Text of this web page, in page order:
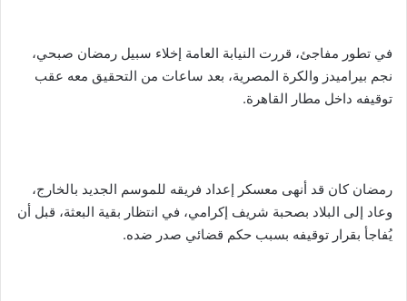
في تطور مفاجئ، قررت النيابة العامة إخلاء سبيل رمضان صبحي،
نجم بيراميدز والكرة المصرية، بعد ساعات من التحقيق معه عقب
توقيفه داخل مطار القاهرة.
رمضان كان قد أنهى معسكر إعداد فريقه للموسم الجديد بالخارج،
وعاد إلى البلاد بصحبة شريف إكرامي، في انتظار بقية البعثة، قبل أن
يُفاجأ بقرار توقيفه بسبب حكم قضائي صدر ضده.